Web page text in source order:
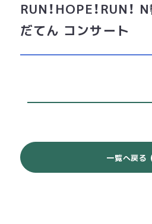
RUN！HOPE！RUN！
だてん コンサート
一覧へ戻る